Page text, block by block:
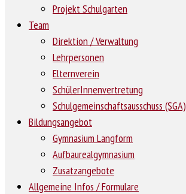
Projekt Schulgarten
Team
Direktion / Verwaltung
Lehrpersonen
Elternverein
SchülerInnenvertretung
Schulgemeinschaftsausschuss (SGA)
Bildungsangebot
Gymnasium Langform
Aufbaurealgymnasium
Zusatzangebote
Allgemeine Infos / Formulare